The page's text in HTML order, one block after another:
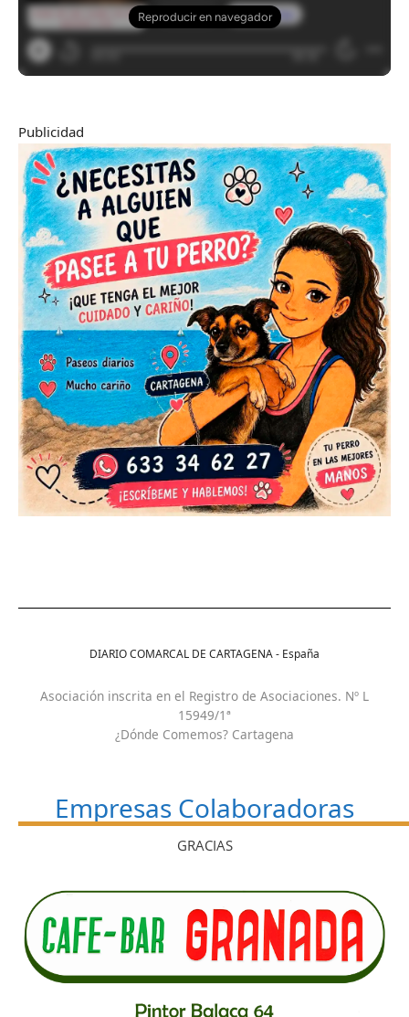
Publicidad
DIARIO COMARCAL DE CARTAGENA - España
Asociación inscrita en el Registro de Asociaciones. Nº L
15949/1ª
¿Dónde Comemos? Cartagena
Empresas Colaboradoras
GRACIAS